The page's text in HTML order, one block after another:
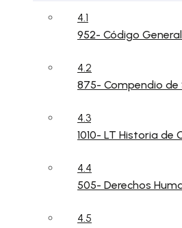
4.1
952- Código
4.2
875- Compendio de
4.3
1010- LT Historia de
4.4
505- Derechos
4.5